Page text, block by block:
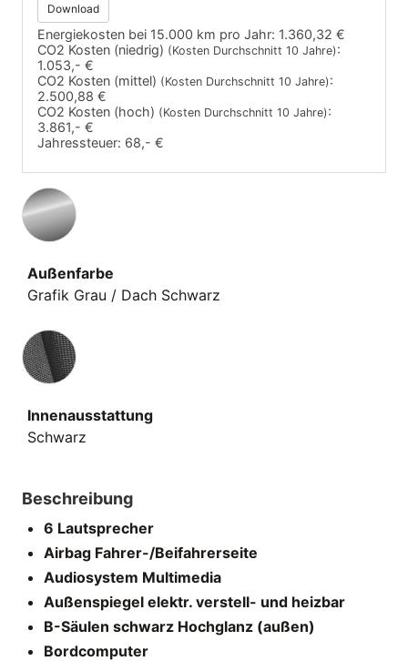
Download
Energiekosten bei 15.000 km pro Jahr: 1.360,32 €
CO2 Kosten (niedrig) (Kosten Durchschnitt 10 Jahre):
1.053,- €
CO2 Kosten (mittel) (Kosten Durchschnitt 10 Jahre):
2.500,88 €
CO2 Kosten (hoch) (Kosten Durchschnitt 10 Jahre):
3.861,- €
Jahressteuer: 68,- €
Außenfarbe
Grafik Grau / Dach Schwarz
Innenausstattung
Innenausstattung
Schwarz
Beschreibung
6 Lautsprecher
Airbag Fahrer-/Beifahrerseite
Audiosystem Multimedia
Außenspiegel elektr. verstell- und heizbar
B-Säulen schwarz Hochglanz (außen)
Bordcomputer